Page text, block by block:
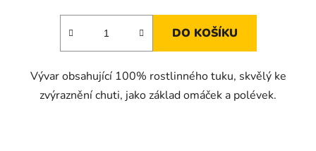
DO KOŠÍKU
Vývar obsahující 100% rostlinného tuku, skvělý ke
zvýraznění chuti, jako základ omáček a polévek.